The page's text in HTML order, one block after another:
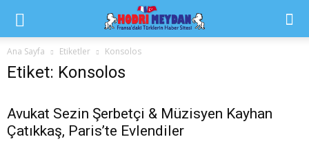
Ana Sayfa Etiketler Konsolos
Etiket: Konsolos
Avukat Sezin Şerbetçi & Müzisyen Kayhan
Çatıkkaş, Paris’te Evlendiler